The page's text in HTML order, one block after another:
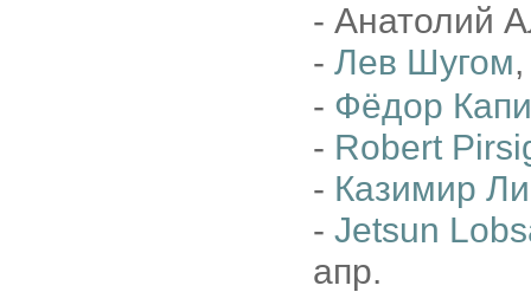
- Анатолий
- Лев Шугом
- Фёдор
- Robert
- Казимир
- Jetsun
апр.